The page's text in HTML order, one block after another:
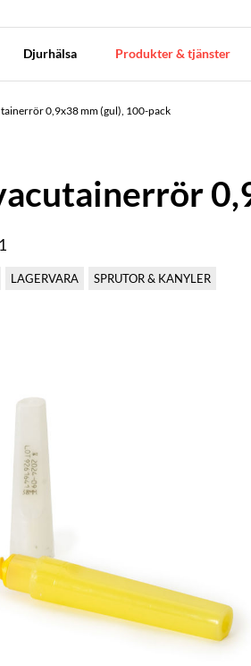
Djurhälsa Produkter & tjänster
0,9x38 mm (gul), 100-pack
LAGERVARA SPRUTOR & KANYLER